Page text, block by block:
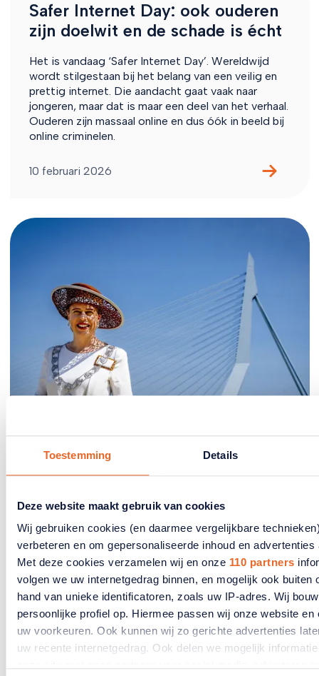
Toestemming Details
Deze website maakt gebruik van cookies
Wij gebruiken cookies (en daarmee vergelijkbare
verbeteren en om gepersonaliseerde inhoud en advertenties
Met deze cookies verzamelen wij en onze 110 partners
volgen we uw internetgedrag binnen, en mogelijk ook buiten
hand van unieke identificatoren, zoals uw IP-adres. Wij
persoonlijke profiel op. Hiermee passen wij onze website en
uw voorkeuren. Ook kunnen wij zo gerichte advertenties
uw recente internetgedrag. Ook delen we mogelijk
Safer Internet Day: ook ouderen
zijn doelwit en de schade is écht
Het is vandaag ‘Safer Internet Day’. Wereldwijd
wordt stilgestaan bij het belang van een veilig en
prettig internet. Die aandacht gaat vaak naar
jongeren, maar dat is maar een deel van het verhaal.
Ouderen zijn massaal online en dus óók in beeld bij
online criminelen.
10 februari 2026
Carola Schouten:
‘Gemeenteraadsverkiezingen
hebben de meeste impact
dichtbij huis’
Gemeenteraadsverkiezingen hebben de meeste
impact op de wereld net buiten de voordeur. Dat
zegt Carola Schouten, sinds oktober 2024
burgemeester van Rotterdam, in de nieuwe editie
van OuderENwijzer, het magazine van ANBO-
PCOB.